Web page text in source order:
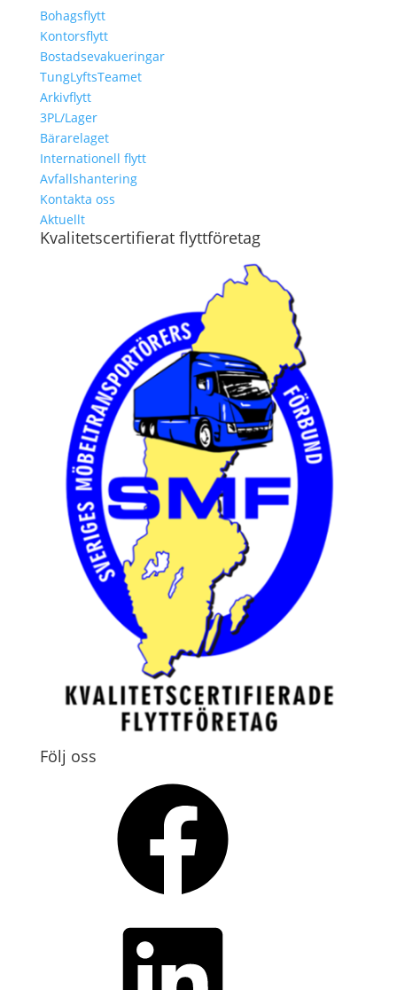
Bohagsflytt
Kontorsflytt
Bostadsevakueringar
TungLyftsTeamet
Arkivflytt
3PL/Lager
Bärarelaget
Internationell flytt
Avfallshantering
Kontakta oss
Aktuellt
Kvalitetscertifierat flyttföretag
Följ oss